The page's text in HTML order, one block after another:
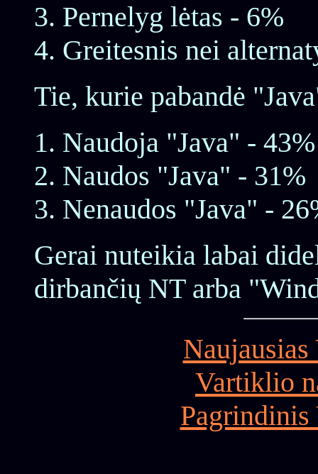
Pernelyg lėtas - 6%
Greitesnis nei
Tie, kurie pabandė
Naudoja "Java" - 43%
Naudos "Java" - 31%
Nenaudos "Java" -
Gerai nuteikia labai
dirbančių NT arba
Vartiklio